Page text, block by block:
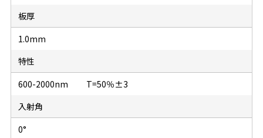
板厚
1.0mm
特性
600-2000nm T=50％±3
入射角
0°